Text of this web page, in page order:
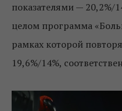
показателями — 20,2%/
целом программа
рамках которой
19,6%/14%,